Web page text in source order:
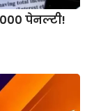
पेनल्टी!